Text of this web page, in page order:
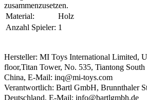
zusammenzusetzen.
Material:
Holz
Anzahl Spieler: 1
Hersteller: MI Toys International Limited,
floor,Titan Tower, No. 535, Tiantong
China, E-Mail: inq@mi-toys.com
Verantwortlich: Bartl GmbH, Brunnthaler
Deutschland, E-Mail: info@bartlgmbh.de